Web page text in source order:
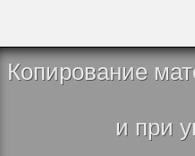
counter-increment
counter-reset
Копирование
и при